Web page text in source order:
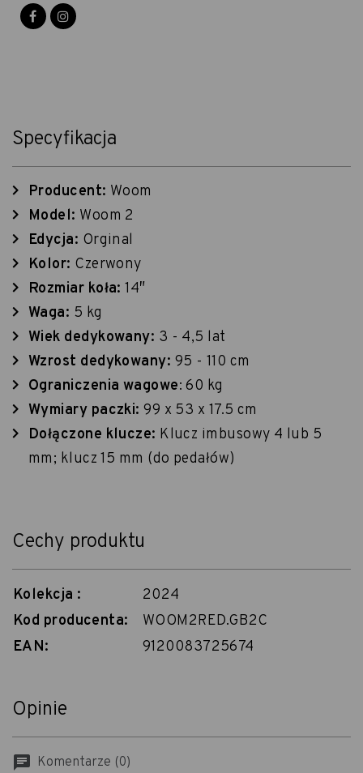
Specyfikacja
Producent: Woom
Model: Woom 2
Edycja: Orginal
Kolor: Czerwony
Rozmiar koła: 14″
Waga: 5 kg
Wiek dedykowany: 3 - 4,5 lat
Wzrost dedykowany: 95 - 110 cm
Ograniczenia wagowe: 60 kg
Wymiary paczki: 99 x 53 x 17.5 cm
Dołączone klucze: Klucz imbusowy 4 lub 5
mm; klucz 15 mm (do pedałów)
Cechy produktu
Kolekcja :
2024
Kod producenta:
WOOM2RED.GB2C
EAN:
9120083725674
Opinie
chat Komentarze (0)